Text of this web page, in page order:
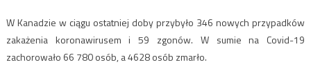
W Kanadzie w ciągu ostatniej doby przybyło 346 nowych przypadków
zakażenia koronawirusem i 59 zgonów. W sumie na Covid-19
zachorowało 66 780 osób, a 4628 osób zmarło.